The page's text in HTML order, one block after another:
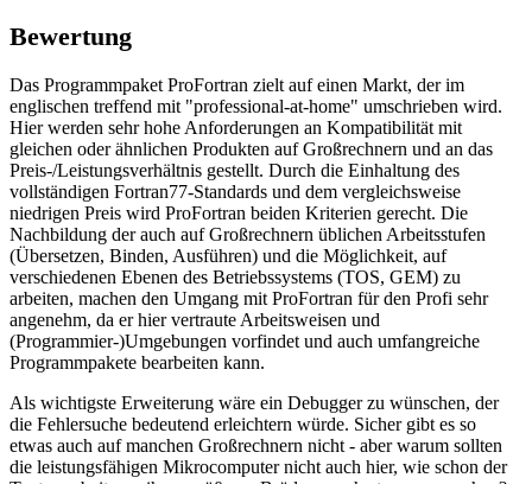
Bewertung
Das Programmpaket ProFortran zielt auf einen Markt, der im
englischen treffend mit "professional-at-home" umschrieben wird.
Hier werden sehr hohe Anforderungen an Kompatibilität mit
gleichen oder ähnlichen Produkten auf Großrechnern und an das
Preis-/Leistungsverhältnis gestellt. Durch die Einhaltung des
vollständigen Fortran77-Standards und dem vergleichsweise
niedrigen Preis wird ProFortran beiden Kriterien gerecht. Die
Nachbildung der auch auf Großrechnern üblichen Arbeitsstufen
(Übersetzen, Binden, Ausführen) und die Möglichkeit, auf
verschiedenen Ebenen des Betriebssystems (TOS, GEM) zu
arbeiten, machen den Umgang mit ProFortran für den Profi sehr
angenehm, da er hier vertraute Arbeitsweisen und
(Programmier-)Umgebungen vorfindet und auch umfangreiche
Programmpakete bearbeiten kann.
Als wichtigste Erweiterung wäre ein Debugger zu wünschen, der
die Fehlersuche bedeutend erleichtern würde. Sicher gibt es so
etwas auch auf manchen Großrechnern nicht - aber warum sollten
die leistungsfähigen Mikrocomputer nicht auch hier, wie schon der